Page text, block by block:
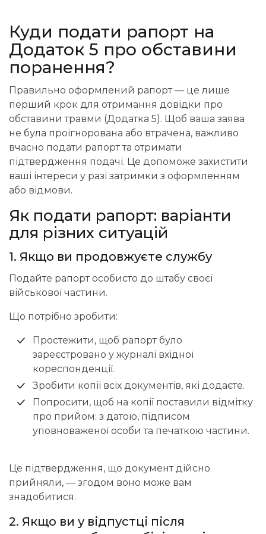
Куди подати рапорт на
Додаток 5 про обставини
поранення?
Правильно оформлений рапорт — це лише
перший крок для отримання довідки про
обставини травми (Додатка 5). Щоб ваша заява
не була проігнорована або втрачена, важливо
вчасно подати рапорт та отримати
підтвердження подачі. Це допоможе захистити
ваші інтереси у разі затримки з оформленням
або відмови.
Як подати рапорт: варіанти
для різних ситуацій
1. Якщо ви продовжуєте службу
Подайте рапорт особисто до штабу своєї
військової частини.
Що потрібно зробити:
Простежити, щоб рапорт було
зареєстровано у журналі вхідної
кореспонденції.
Зробити копії всіх документів, які додаєте.
Попросити, щоб на копії поставили відмітку
про прийом: з датою, підписом
уповноваженої особи та печаткою частини.
Це підтвердження, що документ дійсно
прийняли, — згодом воно може вам
знадобитися.
2. Якщо ви у відпустці після